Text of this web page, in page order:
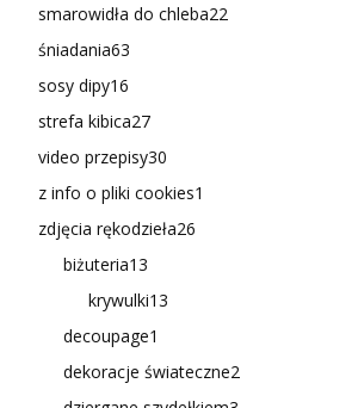
smarowidła do chleba22
śniadania63
sosy dipy16
strefa kibica27
video przepisy30
z info o pliki cookies1
zdjęcia rękodzieła26
biżuteria13
krywulki13
decoupage1
dekoracje świateczne2